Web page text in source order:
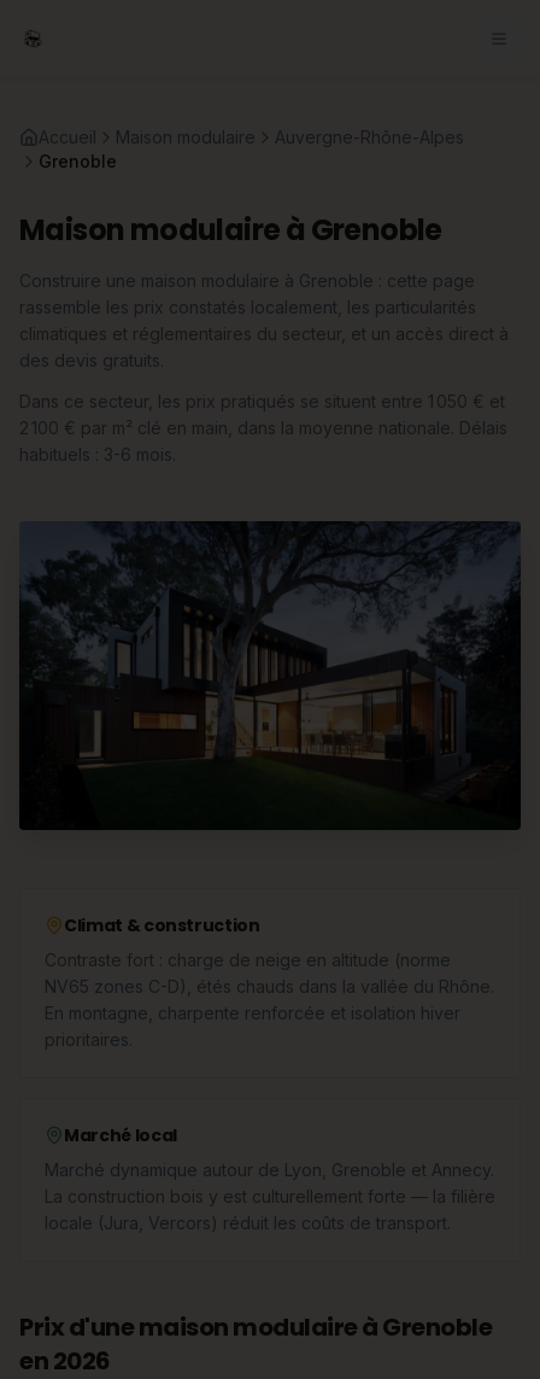
Accueil Maison modulaire
Auvergne-Rhône-Alpes
Grenoble
Maison modulaire à Grenoble
Construire une maison modulaire à Grenoble : cette page
rassemble les prix constatés localement, les particularités
climatiques et réglementaires du secteur, et un accès direct à
des devis gratuits.
Dans ce secteur, les prix pratiqués se situent entre 1 050 € et
2 100 € par m² clé en main, dans la moyenne nationale. Délais
habituels : 3-6 mois.
Climat & construction
Contraste fort : charge de neige en altitude (norme
NV65 zones C-D), étés chauds dans la vallée du Rhône.
En montagne, charpente renforcée et isolation hiver
prioritaires.
Marché local
Marché dynamique autour de Lyon, Grenoble et Annecy.
La construction bois y est culturellement forte — la filière
locale (Jura, Vercors) réduit les coûts de transport.
Prix d'une maison modulaire à Grenoble
en 2026